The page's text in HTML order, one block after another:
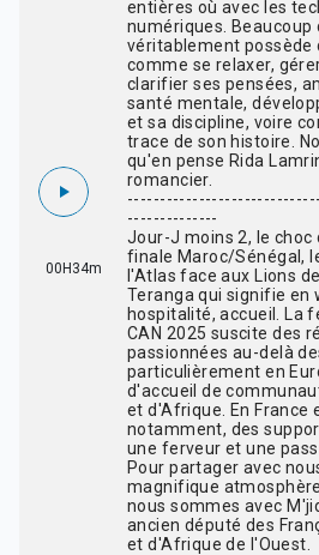
00H34m
entières où avec les
numériques. Beaucoup
véritablement possède
comme se relaxer,
clarifier ses pensées,
santé mentale,
et sa discipline, voire
trace de son histoire.
qu'en pense Rida
romancier.
--------------
Jour-J moins 2, le choc
finale Maroc/Sénégal,
l'Atlas face aux Lions
Teranga qui signifie en
hospitalité, accueil. La
CAN 2025 suscite des
passionnées au-delà
particulièrement en
d'accueil de
et d'Afrique. En France
notamment, des
une ferveur et une
Pour partager avec
magnifique
nous sommes avec
ancien député des
et d'Afrique de l'Ouest.